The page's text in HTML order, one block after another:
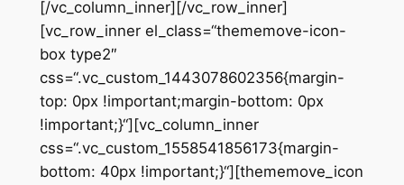
[/vc_column_inner][/vc_row_inner]
[vc_row_inner el_class=“thememove-icon-
box type2″
css=“.vc_custom_1443078602356{margin-
top: 0px !important;margin-bottom: 0px
!important;}“][vc_column_inner
css=“.vc_custom_1558541856173{margin-
bottom: 40px !important;}“][thememove_icon